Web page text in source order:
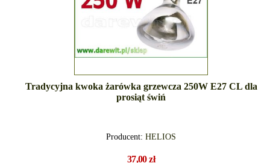
Tradycyjna kwoka żarówka grzewcza 250W E27 CL dla
prosiąt świń
Producent: HELIOS
37,00 zł